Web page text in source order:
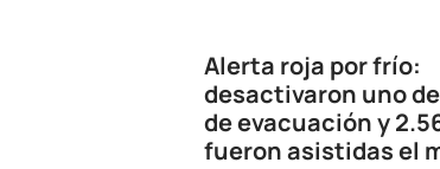
Alerta roja por frío:
desactivaron uno
de evacuación y
fueron asistidas el